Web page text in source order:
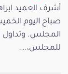
أشرف العميد
المجلس.
للمجلس،...